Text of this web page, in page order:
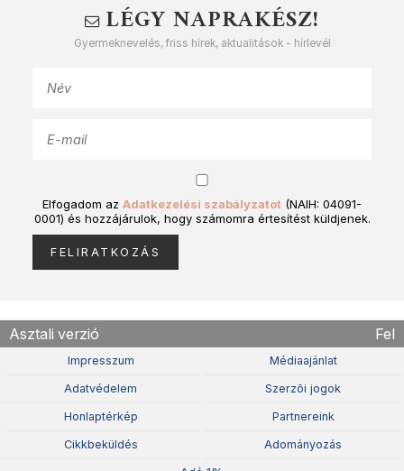
LÉGY NAPRAKÉSZ!
Gyermeknevelés, friss hírek, aktualitások - hírlevél
Elfogadom az Adatkezelési szabályzatot (NAIH: 04091-
0001) és hozzájárulok, hogy számomra értesítést küldjenek.
Asztali verzió Fel
Impresszum Médiaajánlat
Adatvédelem Szerzõi jogok
Honlaptérkép Partnereink
Cikkbeküldés Adományozás